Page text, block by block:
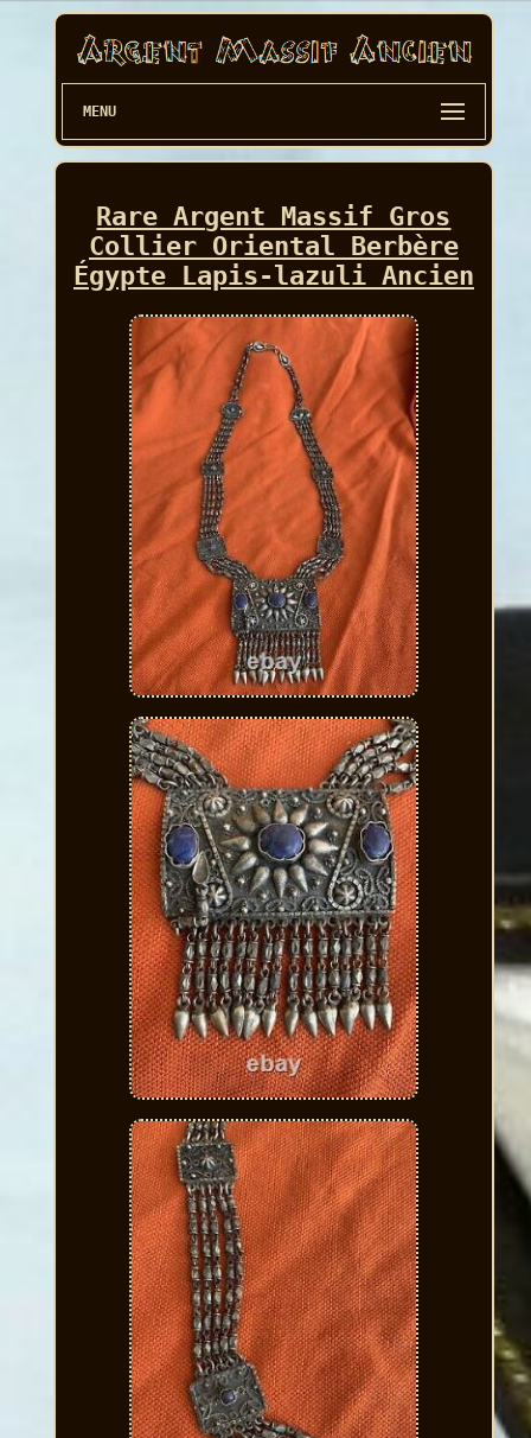
MENU
Rare Argent Massif Gros
Collier Oriental Berbère
Égypte Lapis-lazuli Ancien